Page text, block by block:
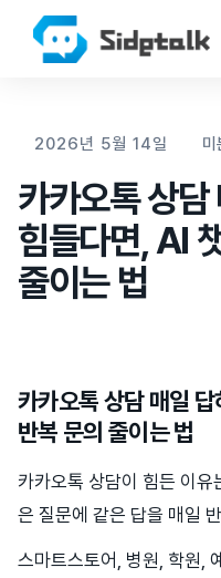
2026년 5월 14일 미
카카오톡 상담
힘들다면, AI
줄이는 법
카카오톡 상담 매일
반복 문의 줄이는 법
카카오톡 상담이 힘든 이
은 질문에 같은 답을 매일
스마트스토어, 병원, 학원,